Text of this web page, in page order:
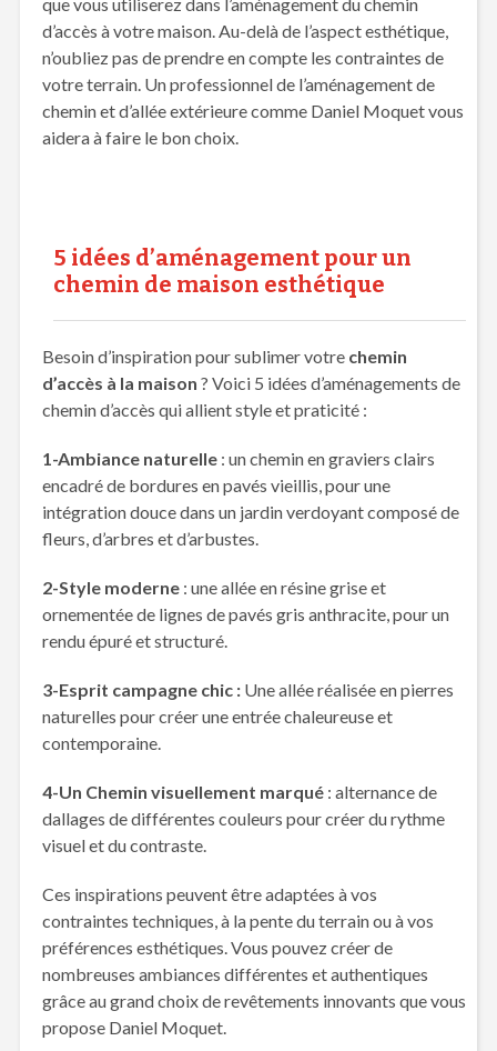
d’accès à votre maison. Au-delà de l’aspect esthétique,
n’oubliez pas de prendre en compte les contraintes de
votre terrain. Un professionnel de l’aménagement de
chemin et d’allée extérieure comme Daniel Moquet vous
aidera à faire le bon choix.
5 idées d’aménagement pour un
chemin de maison esthétique
Besoin d’inspiration pour sublimer votre chemin
d’accès à la maison ? Voici 5 idées d’aménagements de
chemin d’accès qui allient style et praticité :
1-Ambiance naturelle: un chemin en graviers clairs
encadré de bordures en pavés vieillis, pour une
intégration douce dans un jardin verdoyant composé de
fleurs, d’arbres et d’arbustes.
2-Style moderne: une allée en résine grise et
ornementée de lignes de pavés gris anthracite, pour un
rendu épuré et structuré.
3-Esprit campagne chic :Une allée réalisée en pierres
naturelles pour créer une entrée chaleureuse et
contemporaine.
4-Un Chemin visuellement marqué: alternance de
dallages de différentes couleurs pour créer du rythme
visuel et du contraste.
Ces inspirations peuvent être adaptées à vos
contraintes techniques, à la pente du terrain ou à vos
préférences esthétiques. Vous pouvez créer de
nombreuses ambiances différentes et authentiques
grâce au grand choix de revêtements innovants que vous
propose Daniel Moquet.